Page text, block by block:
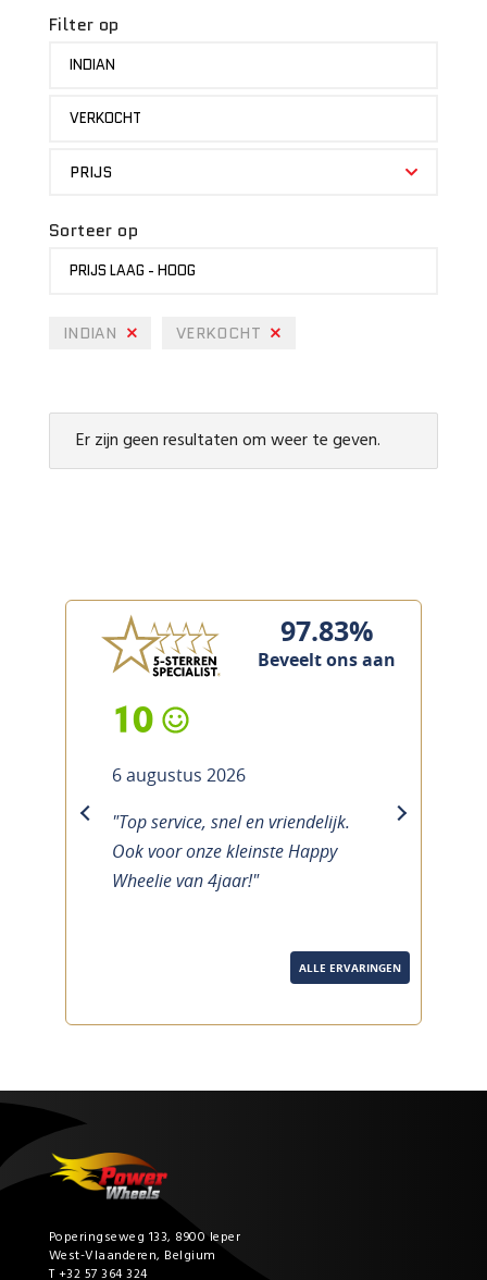
Filter op
INDIAN
VERKOCHT
PRIJS
Sorteer op
PRIJS LAAG - HOOG
INDIAN VERKOCHT
Er zijn geen resultaten om weer te geven.
97.83%
Beveelt ons aan
10
6 augustus 2026
"Top service, snel en vriendelijk.
Ook voor onze kleinste Happy
Wheelie van 4jaar!"
previous next
ALLE ERVARINGEN
Poperingseweg 133, 8900 Ieper
West-Vlaanderen, Belgium
T +32 57 364 324